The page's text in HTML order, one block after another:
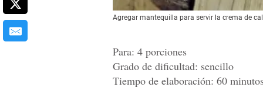
Agregar mantequilla para servir la crema de
Para: 4 porciones
Grado de dificultad: sencillo
Tiempo de elaboración: 60